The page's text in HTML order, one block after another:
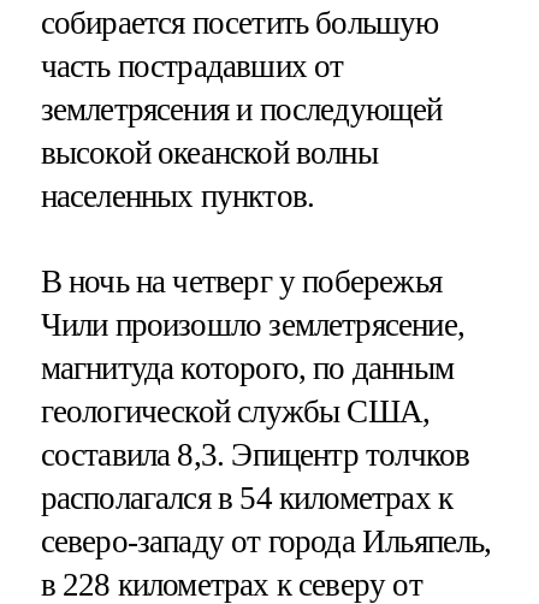
собирается посетить большую
часть пострадавших от
землетрясения и последующей
высокой океанской волны
населенных пунктов.
В ночь на четверг у побережья
Чили произошло землетрясение,
магнитуда которого, по данным
геологической службы США,
составила 8,3. Эпицентр толчков
располагался в 54 километрах к
северо-западу от города Ильяпель,
в 228 километрах к северу от